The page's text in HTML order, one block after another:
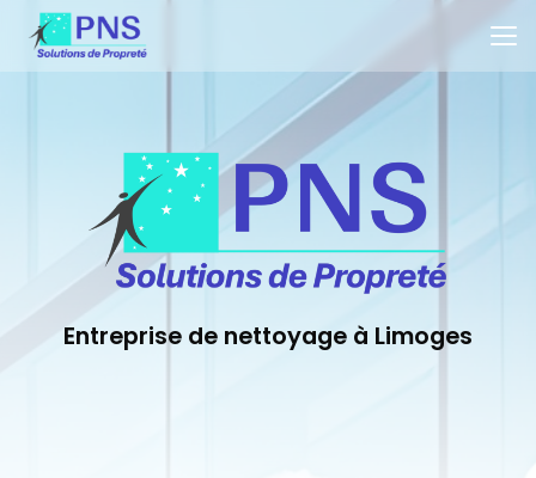
contenu
principal
Entreprise de nettoyage à Limoges